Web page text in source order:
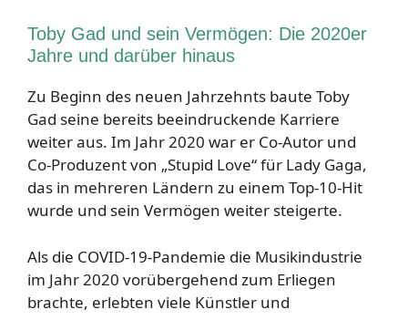
Toby Gad und sein Vermögen: Die 2020er
Jahre und darüber hinaus
Zu Beginn des neuen Jahrzehnts baute Toby
Gad seine bereits beeindruckende Karriere
weiter aus. Im Jahr 2020 war er Co-Autor und
Co-Produzent von „Stupid Love“ für Lady Gaga,
das in mehreren Ländern zu einem Top-10-Hit
wurde und sein Vermögen weiter steigerte.
Als die COVID-19-Pandemie die Musikindustrie
im Jahr 2020 vorübergehend zum Erliegen
brachte, erlebten viele Künstler und